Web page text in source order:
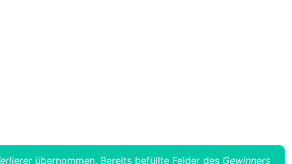
übernommen. Bereits befüllte Felder des Gewinners